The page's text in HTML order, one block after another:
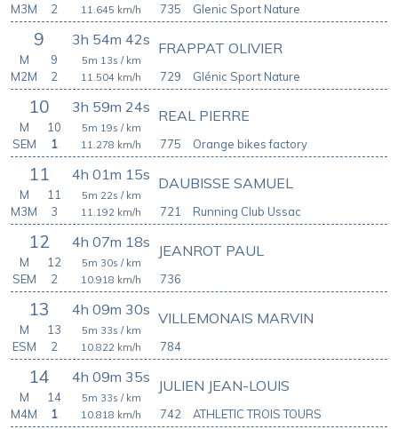
735
11.645 km/h
M3M
2 Glenic Sport Nature
9 3h 54m 42s
729
FRAPPAT OLIVIER
5m 13s / km
11.504 km/h
M
9
M2M
2 Glénic Sport Nature
10 3h 59m 24s
775
REAL PIERRE
5m 19s / km
11.278 km/h
M
10
SEM
1 Orange bikes factory
11 4h 01m 15s
721
DAUBISSE SAMUEL
5m 22s / km
11.192 km/h
M
11
M3M
3 Running Club Ussac
12 4h 07m 18s
736
JEANROT PAUL
5m 30s / km
10.918 km/h
M
12
SEM
2
13 4h 09m 30s
784
VILLEMONAIS MARVIN
5m 33s / km
10.822 km/h
M
13
ESM
2
14 4h 09m 35s
742
JULIEN JEAN-LOUIS
5m 33s / km
10.818 km/h
M
14
M4M
1 ATHLETIC TROIS TOURS